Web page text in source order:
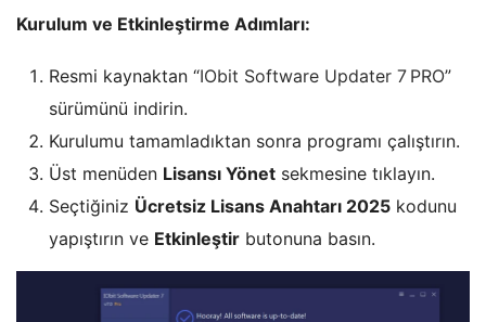
Kurulum ve Etkinleştirme Adımları:
Resmi kaynaktan “IObit Software Updater 7 PRO”
sürümünü indirin.
Kurulumu tamamladıktan sonra programı çalıştırın.
Üst menüden Lisansı Yönet sekmesine tıklayın.
Seçtiğiniz Ücretsiz Lisans Anahtarı 2025 kodunu
yapıştırın ve Etkinleştir butonuna basın.